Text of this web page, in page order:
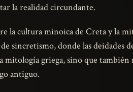
la realidad circundante.
la cultura minoica de Creta y la
sincretismo, donde las deidades
griega, sino que
antiguo.